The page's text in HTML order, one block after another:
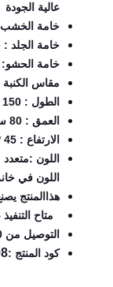
عالية الجودة
خامة
خامة الجلد
خامة الحشو: اسفنج
مقاس الكنبة 2 فرد :
الطول : 150 سم
العمق : 80 سم
الارتفاع : 45 * 90 سم
اللون
اللون في
هذاالمنتج
متاح
التوصيل من 10 الي 15 يوم عمل
كود المنتج :